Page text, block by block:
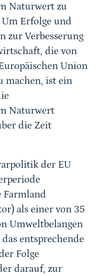
Naturwert zu
Erfolge und
zur Verbesserung
die von
Union
machen, ist ein
Naturwert
die Zeit
der EU
Farmland
als einer von 35
Umweltbelangen
entsprechende
Folge
darauf, zur